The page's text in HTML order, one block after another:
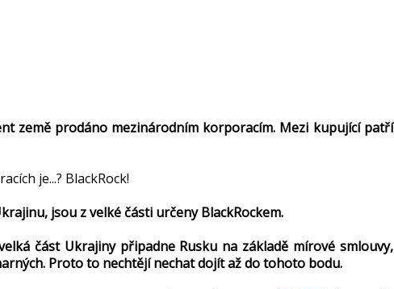
země prodáno mezinárodním korporacím. Mezi kupující patří
je...? BlackRock!
jsou z velké části určeny BlackRockem.
část Ukrajiny připadne Rusku na základě mírové smlouvy,
Proto to nechtějí nechat dojít až do tohoto bodu.